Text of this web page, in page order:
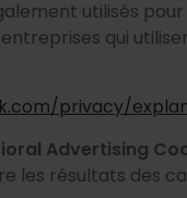
utilisés
qui
privacy/
Advertising
les résultats des